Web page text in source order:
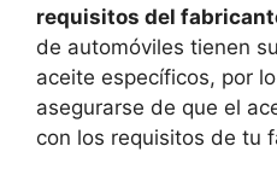
requisitos del
de automóviles tienen
aceite específicos, por
asegurarse de que el
con los requisitos de tu